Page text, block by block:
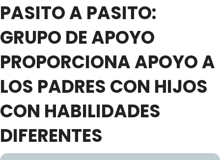
PASITO A PASITO:
GRUPO DE APOYO
PROPORCIONA APOYO A
LOS PADRES CON HIJOS
CON HABILIDADES
DIFERENTES